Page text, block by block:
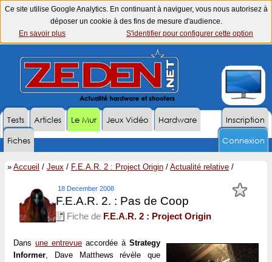
Ce site utilise Google Analytics. En continuant à naviguer, vous nous autorisez à
déposer un cookie à des fins de mesure d'audience.
En savoir plus
S'identifier pour configurer cette option
Inscription
Tests Articles Le Mur Jeux Vidéo
Hardware
Fiches
Connexion
» Accueil / Jeux / F.E.A.R. 2 : Project Origin / Actualité relative /
18 December 2008
F.E.A.R. 2. : Pas de Coop
Fiche de F.E.A.R. 2 : Project Origin
Dans une entrevue accordée à Strategy
Informer, Dave Matthews révèle que